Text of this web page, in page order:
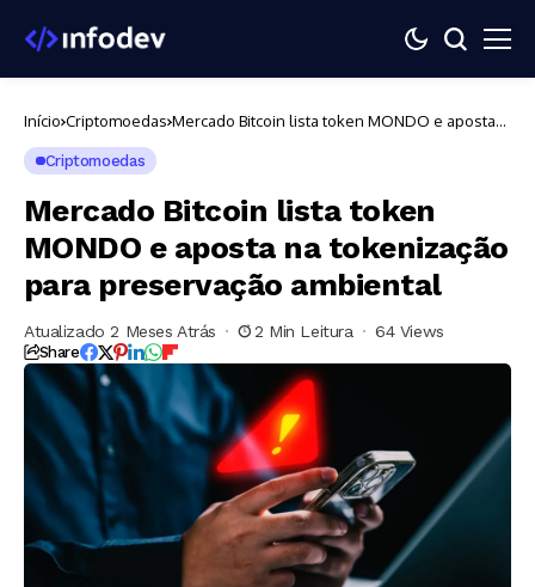
Início Criptomoedas Mercado Bitcoin lista token MONDO e aposta
Criptomoedas
Mercado Bitcoin lista token
MONDO e aposta na tokenização
para preservação ambiental
Atualizado 2 Meses Atrás 2 Min Leitura 64 Views
Share